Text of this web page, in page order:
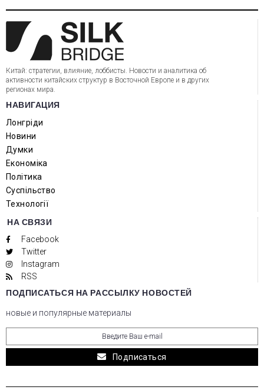
Китай: стратегии, влияние, лоббисты. Новости и аналитика об
активности китайских структур в Восточной Европе и в других
регионах мира.
НАВИГАЦИЯ
Лонгріди
Новини
Думки
Економіка
Політика
Суспільство
Технології
НА СВЯЗИ
Facebook
Twitter
Instagram
RSS
ПОДПИСАТЬСЯ НА РАССЫЛКУ НОВОСТЕЙ
новые и популярные материалы
Подписаться